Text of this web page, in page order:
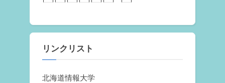
リンクリスト
北海道情報大学